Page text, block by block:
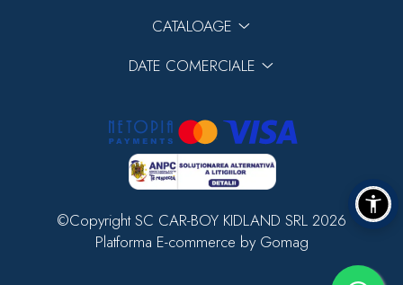
CATALOAGE
DATE COMERCIALE
©Copyright SC CAR-BOY KIDLAND SRL 2026
Platforma E-commerce by Gomag